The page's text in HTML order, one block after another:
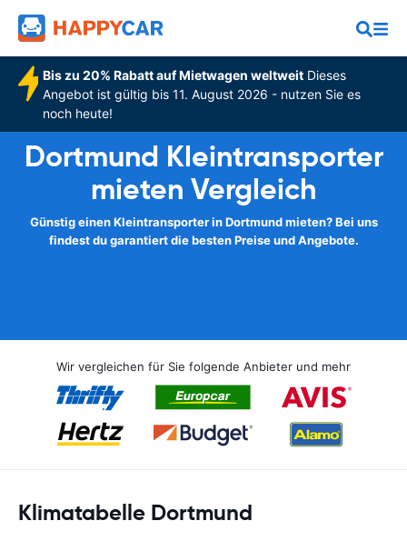
Bis zu 20% Rabatt auf Mietwagen weltweitDieses
Angebot ist gültig bis 11. August 2026 - nutzen Sie es
noch heute!
Dortmund Kleintransporter
mieten Vergleich
Günstig einen Kleintransporter in Dortmund mieten? Bei uns
findest du garantiert die besten Preise und Angebote.
Wir vergleichen für Sie folgende Anbieter und mehr
Klimatabelle Dortmund